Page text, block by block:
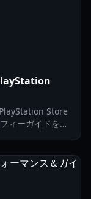
Store
ィーガイドを詳